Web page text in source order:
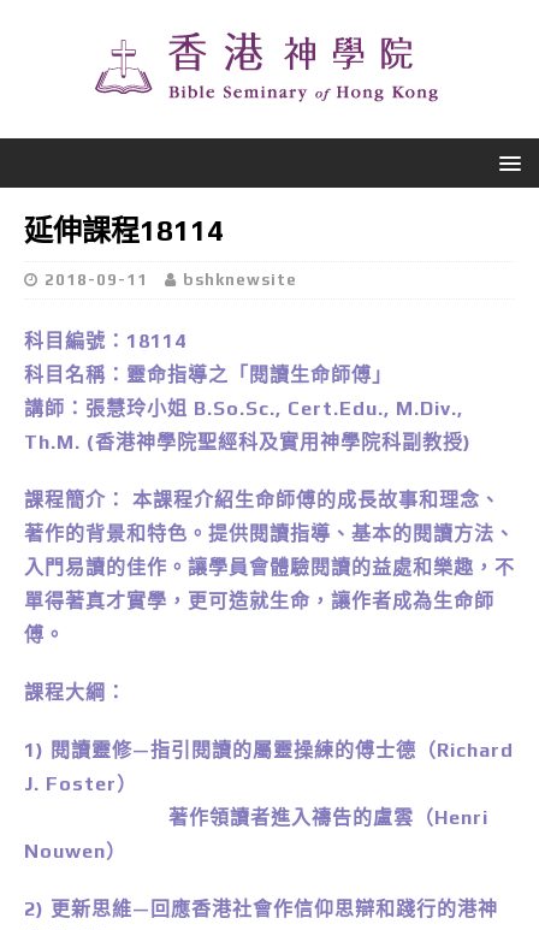
延伸課程18114
2018-09-11 bshknewsite
科目編號：18114
科目名稱：靈命指導之「閱讀生命師傅」
講師：張慧玲小姐 B.So.Sc., Cert.Edu., M.Div.,
Th.M. (香港神學院聖經科及實用神學院科副教授)
課程簡介： 本課程介紹生命師傅的成長故事和理念、
著作的背景和特色。提供閱讀指導、基本的閱讀方法、
入門易讀的佳作。讓學員會體驗閱讀的益處和樂趣，不
單得著真才實學，更可造就生命，讓作者成為生命師
傅。
課程大綱：
1) 閱讀靈修—指引閱讀的屬靈操練的傅士德（Richard
J. Foster）
著作領讀者進入禱告的盧雲（Henri
Nouwen）
2) 更新思維—回應香港社會作信仰思辯和踐行的港神